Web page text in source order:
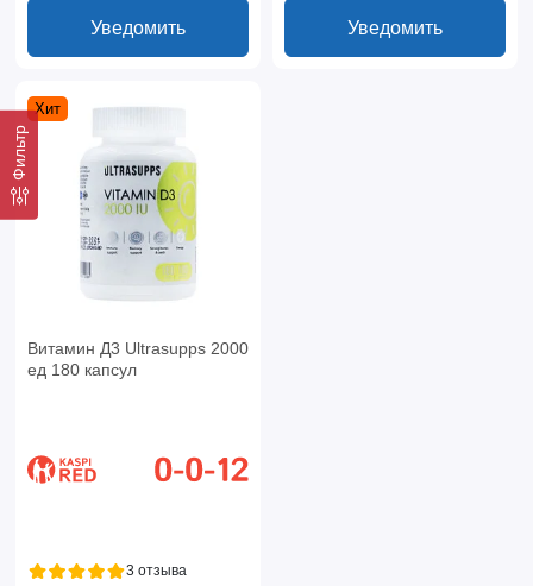
Фильтр
Уведомить Уведомить
Хит
Витамин Д3 Ultrasupps 2000
ед 180 капсул
3 отзыва